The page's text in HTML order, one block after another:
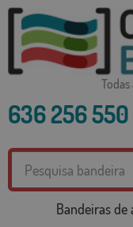
Todas
636 256 550
Bandeiras